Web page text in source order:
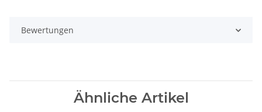
Bewertungen
Ähnliche Artikel